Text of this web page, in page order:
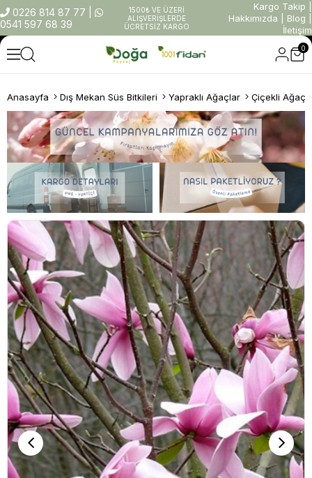
0226 814 87 77
0541 597 68 39
1500₺ VE ÜZERİ
ALIŞVERİŞLERDE
ÜCRETSİZ KARGO
Kargo Takip
Hakkımızda
Blog
İletişim
0
Anasayfa Dış Mekan Süs Bitkileri Yapraklı Ağaçlar Çiçekli